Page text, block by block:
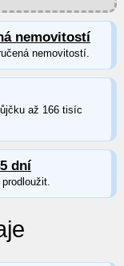
nemovitostí
nemovitostí.
až 166 tisíc
dní